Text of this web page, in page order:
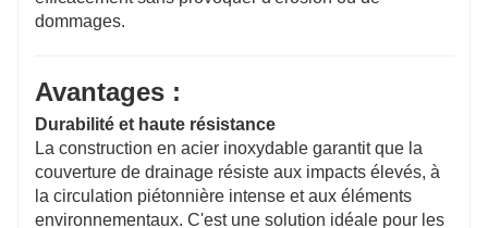
dommages.
Avantages :
Durabilité et haute résistance
La construction en acier inoxydable garantit que la
couverture de drainage résiste aux impacts élevés, à
la circulation piétonnière intense et aux éléments
environnementaux. C'est une solution idéale pour les